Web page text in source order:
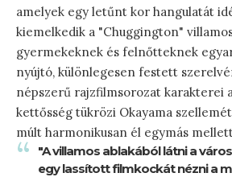
amelyek egy letűnt kor hangulatát
kiemelkedik a "Chuggington"
gyermekeknek és felnőtteknek
nyújtó, különlegesen festett
népszerű rajzfilmsorozat karakterei
kettősség tükrözi Okayama
múlt harmonikusan él egymás
"A villamos ablakából látni a
egy lassított filmkockát nézni a